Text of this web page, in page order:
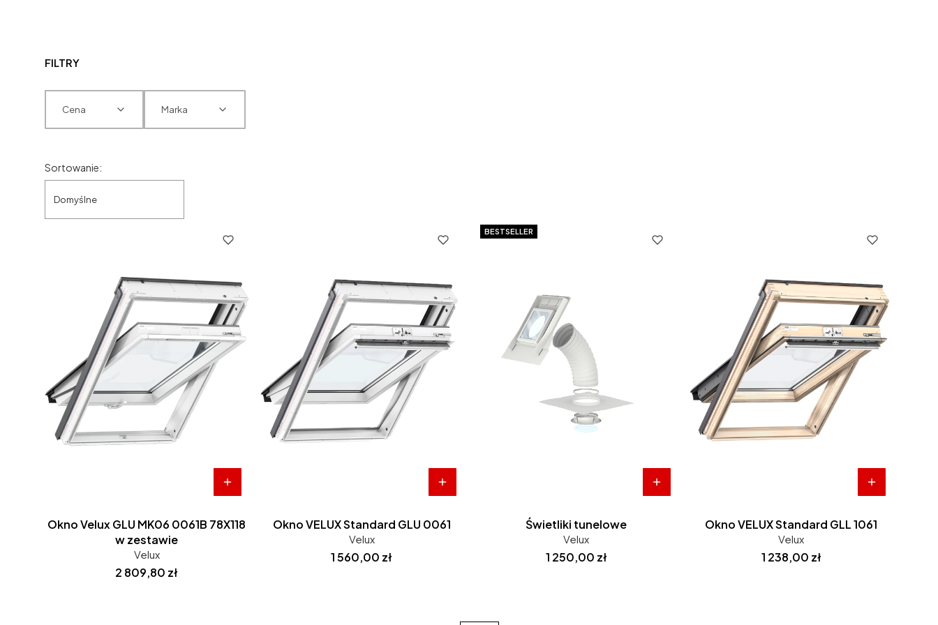
FILTRY
Cena Marka
Lista produktów
Sortowanie:
Domyślne
Okno Velux GLU MK06 0061B 78X118
w zestawie
Velux
Cena
2 809,80 zł
Okno VELUX Standard GLU 0061
Velux
Cena
1 560,00 zł
BESTSELLER
Świetliki tunelowe
Velux
Cena
1 250,00 zł
Okno VELUX Standard GLL 1061
Velux
Cena
1 238,00 zł